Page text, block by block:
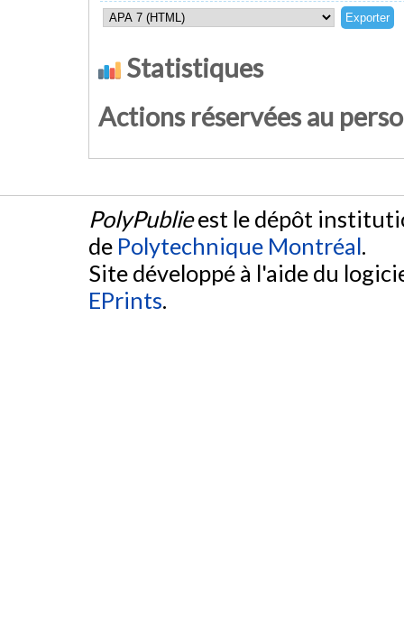
Statistiques
Actions réservées au
PolyPublieest le dépôt
de Polytechnique Montréal.
Site développé à l'aide du
EPrints.